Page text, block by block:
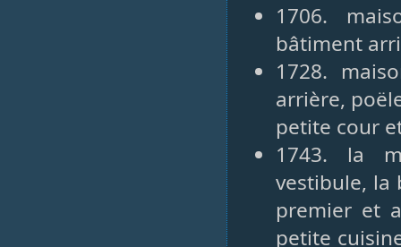
1706.
bâtiment
1728.
arrière,
petite cour
1743. la
vestibule, la
premier et
petite